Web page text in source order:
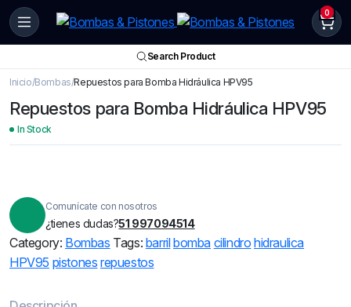
0
Search Product
Inicio Bombas Repuestos para Bomba Hidráulica HPV95
Repuestos para Bomba Hidráulica HPV95
In Stock
Comunícate con nosotros
¿tienes dudas?51 997094514
Category: Bombas Tags: barrilbomba cilindro hidraulica
HPV95 pistones repuestos